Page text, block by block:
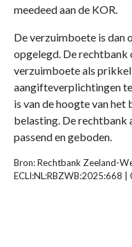
meedeed aan de KOR.
De verzuimboete is dan
opgelegd. De rechtbank
verzuimboete als
aangifteverplichtingen
is van de hoogte van
belasting. De rechtbank
passend en geboden.
Bron: Rechtbank Zeeland-
ECLI:NL:RBZWB:2025:668